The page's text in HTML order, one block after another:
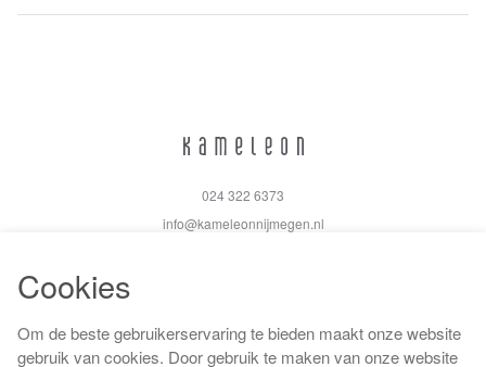
024 322 6373
info@kameleonnijmegen.nl
Algemene voorwaarden
Privacy policy
Cookies
Om de beste gebruikerservaring te bieden maakt onze website
gebruik van cookies. Door gebruik te maken van onze website